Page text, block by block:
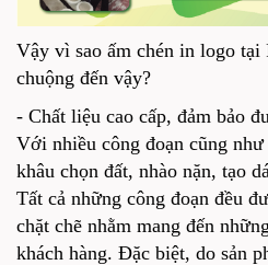
Vậy vì sao ấm chén in logo tại
chuộng đến vậy?
- Chất liệu cao cấp, đảm bảo
Với nhiều công đoạn cũng
khâu chọn đất, nhào nặn, tạo
Tất cả những công đoạn đều
chặt chẽ nhằm mang đến
khách hàng. Đặc biệt, do sản